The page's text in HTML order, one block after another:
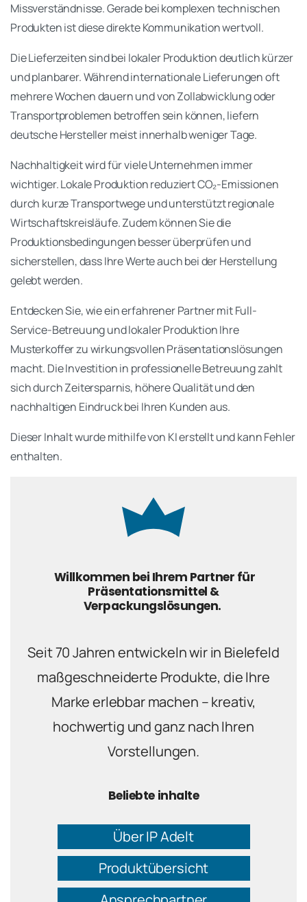
Missverständnisse. Gerade bei komplexen technischen
Produkten ist diese direkte Kommunikation wertvoll.
Die Lieferzeiten sind bei lokaler Produktion deutlich kürzer
und planbarer. Während internationale Lieferungen oft
mehrere Wochen dauern und von Zollabwicklung oder
Transportproblemen betroffen sein können, liefern
deutsche Hersteller meist innerhalb weniger Tage.
Nachhaltigkeit wird für viele Unternehmen immer
wichtiger. Lokale Produktion reduziert CO₂-Emissionen
durch kurze Transportwege und unterstützt regionale
Wirtschaftskreisläufe. Zudem können Sie die
Produktionsbedingungen besser überprüfen und
sicherstellen, dass Ihre Werte auch bei der Herstellung
gelebt werden.
Entdecken Sie, wie ein erfahrener Partner mit Full-
Service-Betreuung und lokaler Produktion Ihre
Musterkoffer zu wirkungsvollen Präsentationslösungen
macht. Die Investition in professionelle Betreuung zahlt
sich durch Zeitersparnis, höhere Qualität und den
nachhaltigen Eindruck bei Ihren Kunden aus.
Dieser Inhalt wurde mithilfe von KI erstellt und kann Fehler
enthalten.
Willkommen bei Ihrem Partner für
Präsentationsmittel &
Verpackungslösungen.
Seit 70 Jahren entwickeln wir in Bielefeld
maßgeschneiderte Produkte, die Ihre
Marke erlebbar machen – kreativ,
hochwertig und ganz nach Ihren
Vorstellungen.
Beliebte inhalte
Über IP Adelt
Produktübersicht